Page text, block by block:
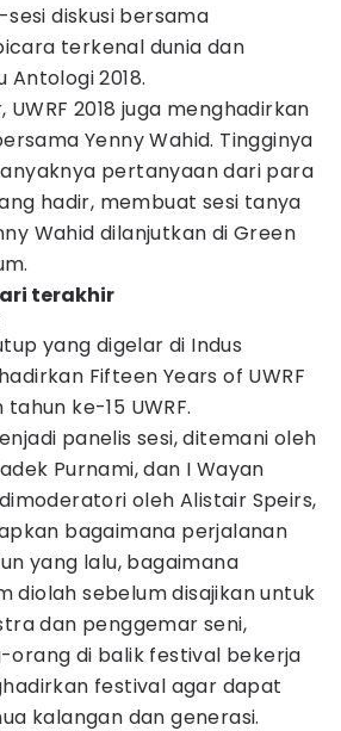
diskusi bersama
terkenal dunia dan
2018.
2018 juga menghadirkan
Yenny Wahid. Tingginya
pertanyaan dari para
hadir, membuat sesi tanya
Wahid dilanjutkan di Green
terakhir
yang digelar di Indus
Fifteen Years of UWRF
ke-15 UWRF.
panelis sesi, ditemani oleh
Purnami, dan I Wayan
oleh Alistair Speirs,
bagaimana perjalanan
yang lalu, bagaimana
sebelum disajikan untuk
dan penggemar seni,
orang di balik festival bekerja
festival agar dapat
kalangan dan generasi.